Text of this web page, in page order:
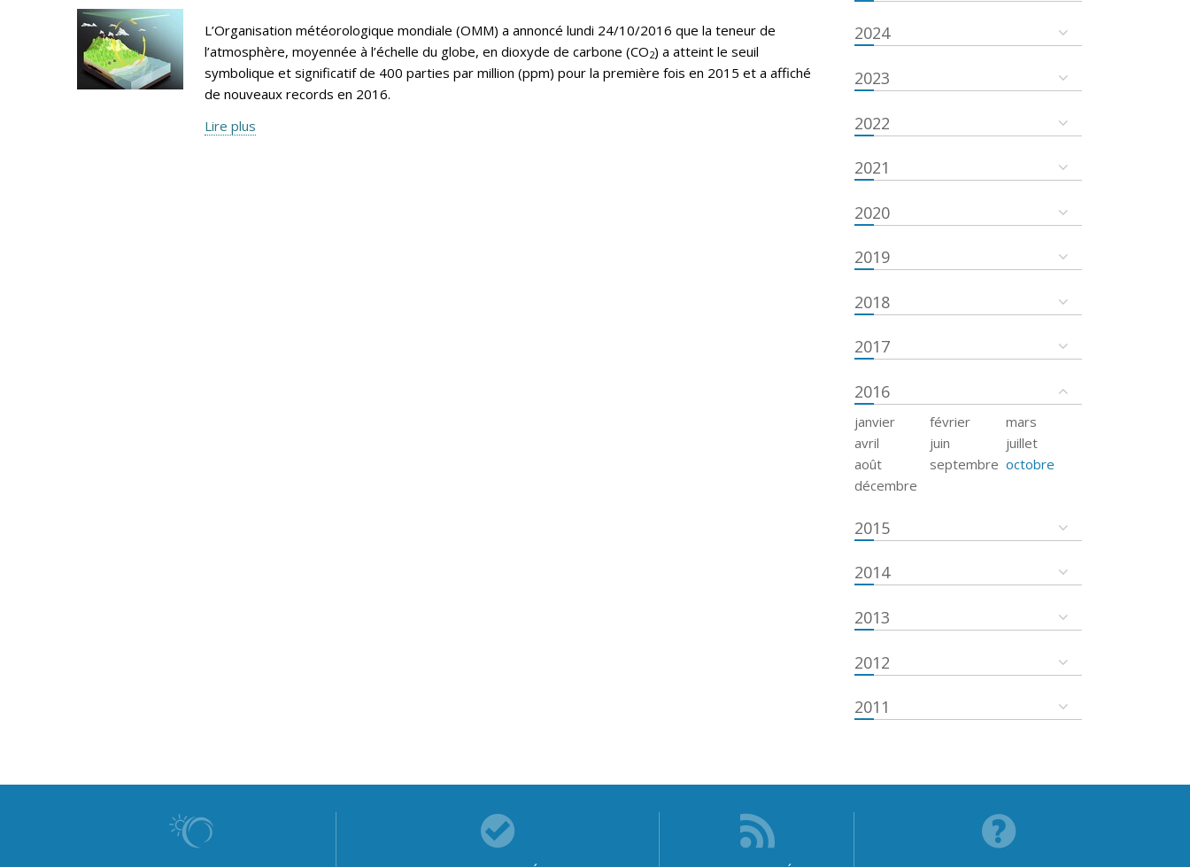
L’Organisation météorologique mondiale (OMM) a annoncé lundi 24/10/2016 que la teneur de
l’atmosphère, moyennée à l’échelle du globe, en dioxyde de carbone (CO2) a atteint le seuil
symbolique et significatif de 400 parties par million (ppm) pour la première fois en 2015 et a affiché
de nouveaux records en 2016.
Lire plus
2024
2023
2022
2021
2020
2019
2018
2017
2016
janvier février
mars
avril
juin
juillet
août
septembre octobre
décembre
2015
2014
2013
2012
2011